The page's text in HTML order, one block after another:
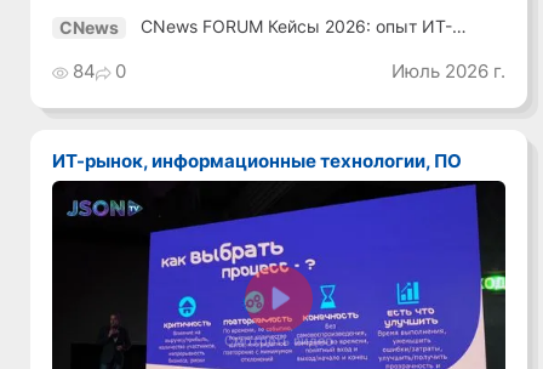
CNews
CNews FORUM Кейсы 2026: опыт ИТ-
84 0 Июль 2026 г.
ИТ-рынок, информационные технологии, ПО
Смотреть видео